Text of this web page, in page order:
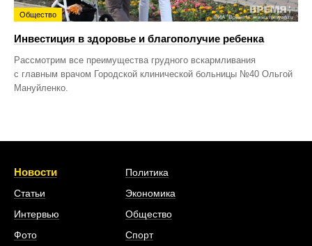
Общество
Инвестиция в здоровье и благополучие ребенка
Рассмотрим все преимущества грудного вскармливания
с главным врачом Городской клинической больницы №40 Ольгой
Мануйленко.
Новости
Статьи
Интервью
Фото
Политика
Экономика
Общество
Спорт